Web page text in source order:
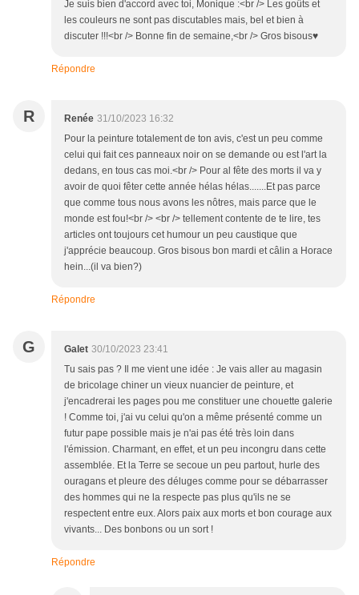
Je suis bien d'accord avec toi, Monique :<br /> Les goûts et
les couleurs ne sont pas discutables mais, bel et bien à
discuter !!!<br /> Bonne fin de semaine,<br /> Gros bisous♥
Répondre
R Renée 31/10/2023 16:32
Pour la peinture totalement de ton avis, c'est un peu comme
celui qui fait ces panneaux noir on se demande ou est l'art la
dedans, en tous cas moi.<br /> Pour al fête des morts il va y
avoir de quoi fêter cette année hélas hélas.......Et pas parce
que comme tous nous avons les nôtres, mais parce que le
monde est fou!<br /> <br /> tellement contente de te lire, tes
articles ont toujours cet humour un peu caustique que
j'apprécie beaucoup. Gros bisous bon mardi et câlin a Horace
hein...(il va bien?)
Répondre
G Galet 30/10/2023 23:41
Tu sais pas ? Il me vient une idée : Je vais aller au magasin
de bricolage chiner un vieux nuancier de peinture, et
j'encadrerai les pages pou me constituer une chouette galerie
! Comme toi, j'ai vu celui qu'on a même présenté comme un
futur pape possible mais je n'ai pas été très loin dans
l'émission. Charmant, en effet, et un peu incongru dans cette
assemblée. Et la Terre se secoue un peu partout, hurle des
ouragans et pleure des déluges comme pour se débarrasser
des hommes qui ne la respecte pas plus qu'ils ne se
respectent entre eux. Alors paix aux morts et bon courage aux
vivants... Des bonbons ou un sort !
Répondre